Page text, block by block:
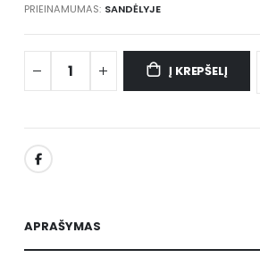
PRIEINAMUMAS: SANDĖLYJE
Į KREPŠELĮ
APRAŠYMAS